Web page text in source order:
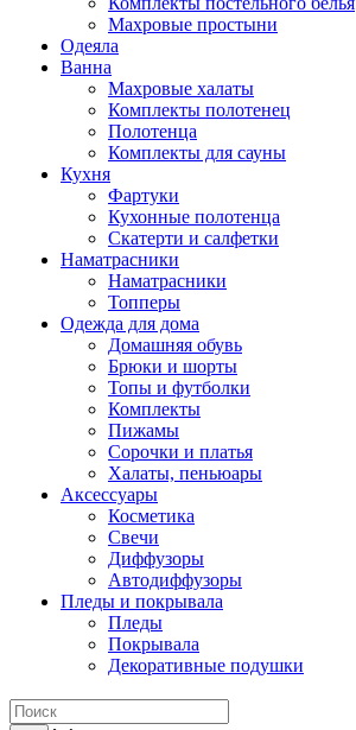
Махровые простыни
Одеяла
Ванна
Махровые халаты
Комплекты полотенец
Полотенца
Комплекты для сауны
Кухня
Фартуки
Кухонные полотенца
Скатерти и салфетки
Наматрасники
Наматрасники
Топперы
Одежда для дома
Домашняя обувь
Брюки и шорты
Топы и футболки
Комплекты
Пижамы
Сорочки и платья
Халаты, пеньюары
Аксессуары
Косметика
Свечи
Диффузоры
Автодиффузоры
Пледы и покрывала
Пледы
Покрывала
Декоративные подушки